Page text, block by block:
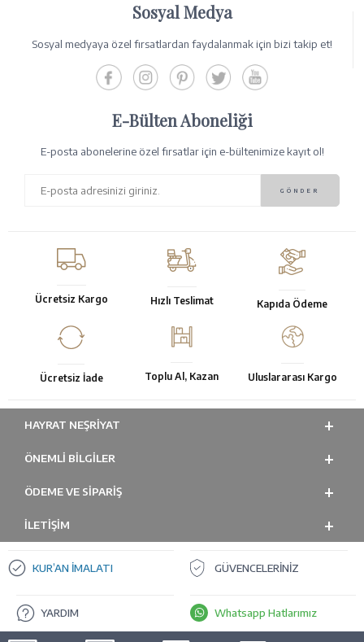
Sosyal Medya
Sosyal medyaya özel fırsatlardan faydalanmak için bizi takip et!
E-Bülten Aboneliği
E-posta abonelerine özel fırsatlar için e-bültenimize kayıt ol!
Ücretsiz Kargo Hızlı Teslimat Kapıda Ödeme
Ücretsiz İade Toplu Al, Kazan Uluslararası Kargo
HAYRAT NEŞRIYAT
ÖNEMLI BILGILER
ÖDEME VE SİPARİŞ
İLETİŞİM
KUR’AN İMALATI GÜVENCELERİNİZ
YARDIM Whatsapp Hatlarımız